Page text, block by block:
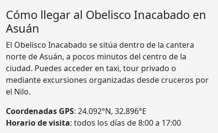
Cómo llegar al Obelisco Inacabado en
Asuán
El Obelisco Inacabado se sitúa dentro de la cantera
norte de Asuán, a pocos minutos del centro de la
ciudad. Puedes acceder en taxi, tour privado o
mediante excursiones organizadas desde cruceros por
el Nilo.
Coordenadas GPS: 24.092°N, 32.896°E
Horario de visita: todos los días de 8:00 a 17:00